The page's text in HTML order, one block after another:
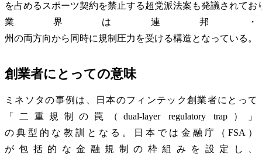
を占めるスポーツ契約を禁止する超党派法案も発議されてお
業界は連邦・
州の両方向から同時に規制圧力を受ける構造となっている。
創業者にとっての意味
ミネソタの事例は、日本のフィンテック創業者にとって
「二重規制の罠（dual-layer regulatory trap）」
の典型的な教訓となる。日本では金融庁（FSA）
が包括的な金融規制の枠組みを設定し、